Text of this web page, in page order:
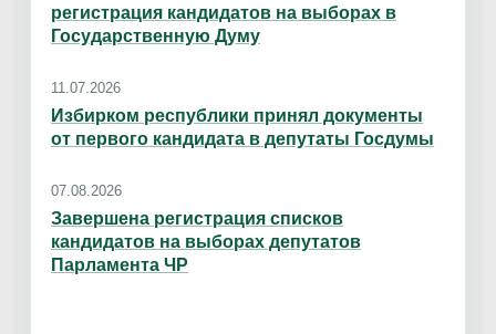
регистрация кандидатов на выборах в
Государственную Думу
11.07.2026
Избирком республики принял документы
от первого кандидата в депутаты Госдумы
07.08.2026
Завершена регистрация списков
кандидатов на выборах депутатов
Парламента ЧР